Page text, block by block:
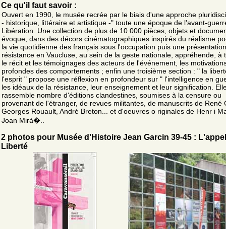
Ce qu'il faut savoir :
Ouvert en 1990, le musée recrée par le biais d'une approche
- historique, littéraire et artistique -" toute une époque de l'avant-
Libération. Une collection de plus de 10 000 pièces, objets et
évoque, dans des décors cinématographiques inspirés du réalisme
la vie quotidienne des français sous l'occupation puis une
résistance en Vaucluse, au sein de la geste nationale, appréhende, à
le récit et les témoignages des acteurs de l'événement, les
profondes des comportements ; enfin une troisième section : " la
l'esprit " propose une réflexion en profondeur sur " l'intelligence en
les idéaux de la résistance, leur enseignement et leur signification.
rassemble nombre d'éditions clandestines, soumises à la censure ou
provenant de l'étranger, de revues militantes, de manuscrits de René
Georges Rouault, André Breton... et d'oeuvres o riginales de Henr i
Joan Mirà�..
2 photos pour Musée d'Histoire Jean Garcin 39-45 :
Liberté